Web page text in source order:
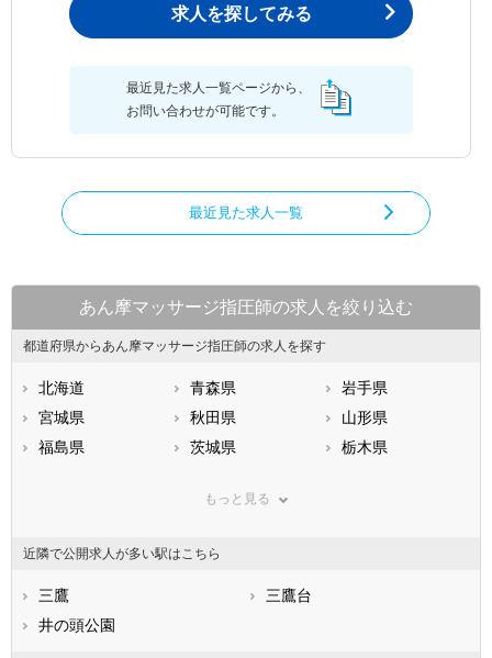
求人を探してみる
最近見た求人一覧ページから、
お問い合わせが可能です。
最近見た求人一覧
あん摩マッサージ指圧師の求人を絞り込む
都道府県からあん摩マッサージ指圧師の求人を探す
北海道 青森県
岩手県
宮城県
秋田県
山形県
福島県
茨城県
栃木県
神奈川県
石川県
福井県
静岡県
滋賀県
もっと見る
近隣で公開求人が多い駅はこちら
三鷹
三鷹台
井の頭公園